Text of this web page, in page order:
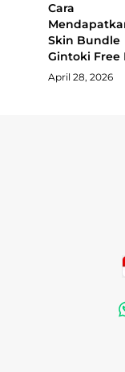
Cara
Skin Bundle
Gintoki Free
April 28, 2026